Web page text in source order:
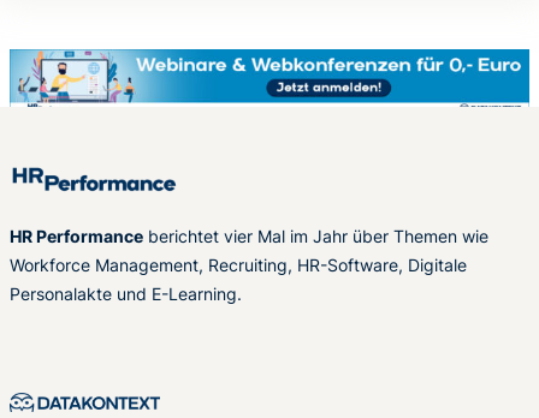
HR Performance berichtet vier Mal im Jahr über Themen wie
Workforce Management, Recruiting, HR-Software, Digitale
Personalakte und E-Learning.